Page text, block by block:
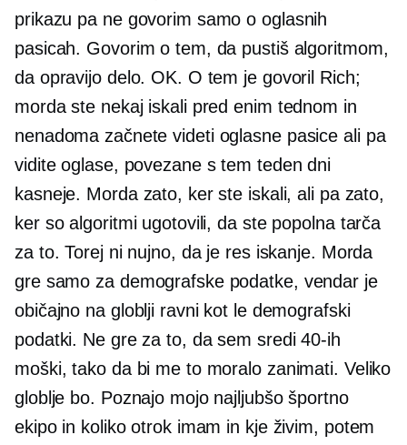
prikazu pa ne govorim samo o oglasnih
pasicah. Govorim o tem, da pustiš algoritmom,
da opravijo delo. OK. O tem je govoril Rich;
morda ste nekaj iskali pred enim tednom in
nenadoma začnete videti oglasne pasice ali pa
vidite oglase, povezane s tem teden dni
kasneje. Morda zato, ker ste iskali, ali pa zato,
ker so algoritmi ugotovili, da ste popolna tarča
za to. Torej ni nujno, da je res iskanje. Morda
gre samo za demografske podatke, vendar je
običajno na globlji ravni kot le demografski
podatki. Ne gre za to, da sem sredi 40-ih
moški, tako da bi me to moralo zanimati. Veliko
globlje bo. Poznajo mojo najljubšo športno
ekipo in koliko otrok imam in kje živim, potem